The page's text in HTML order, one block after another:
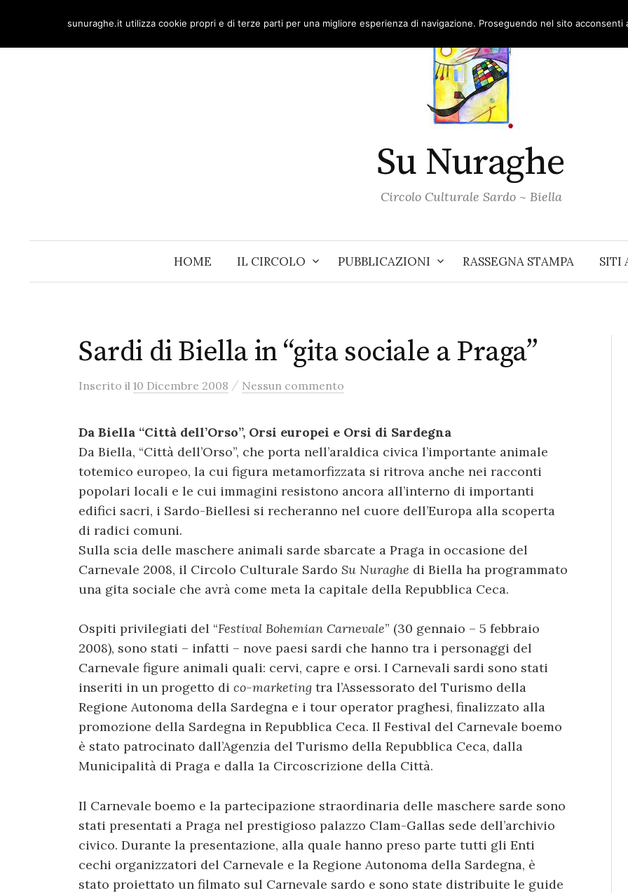
content
Su Nuraghe
Circolo Culturale Sardo ~ Biella
HOME IL CIRCOLO PUBBLICAZIONI RASSEGNA STAMPA SITI
Sardi di Biella in “gita sociale a Praga”
Inserito il 10 Dicembre 2008 / Nessun commento
Da Biella “Città dell’Orso”, Orsi europei e Orsi di Sardegna
Da Biella, “Città dell’Orso”, che porta nell’araldica civica l’importante animale
totemico europeo, la cui figura metamorfizzata si ritrova anche nei racconti
popolari locali e le cui immagini resistono ancora all’interno di importanti
edifici sacri, i Sardo-Biellesi si recheranno nel cuore dell’Europa alla scoperta
di radici comuni.
Sulla scia delle maschere animali sarde sbarcate a Praga in occasione del
Carnevale 2008, il Circolo Culturale Sardo Su Nuraghe di Biella ha programmato
una gita sociale che avrà come meta la capitale della Repubblica Ceca.
Ospiti privilegiati del “Festival Bohemian Carnevale” (30 gennaio – 5 febbraio
2008), sono stati – infatti – nove paesi sardi che hanno tra i personaggi del
Carnevale figure animali quali: cervi, capre e orsi. I Carnevali sardi sono stati
inseriti in un progetto di co-marketing tra l’Assessorato del Turismo della
Regione Autonoma della Sardegna e i tour operator praghesi, finalizzato alla
promozione della Sardegna in Repubblica Ceca. Il Festival del Carnevale boemo
è stato patrocinato dall’Agenzia del Turismo della Repubblica Ceca, dalla
Municipalità di Praga e dalla 1a Circoscrizione della Città.
Il Carnevale boemo e la partecipazione straordinaria delle maschere sarde sono
stati presentati a Praga nel prestigioso palazzo Clam-Gallas sede dell’archivio
civico. Durante la presentazione, alla quale hanno preso parte tutti gli Enti
cechi organizzatori del Carnevale e la Regione Autonoma della Sardegna, è
stato proiettato un filmato sul Carnevale sardo e sono state distribuite le guide
sunuraghe.it utilizza cookie propri e di terze parti per una migliore esperienza di navigazione. Proseguendo nel sito acconsenti